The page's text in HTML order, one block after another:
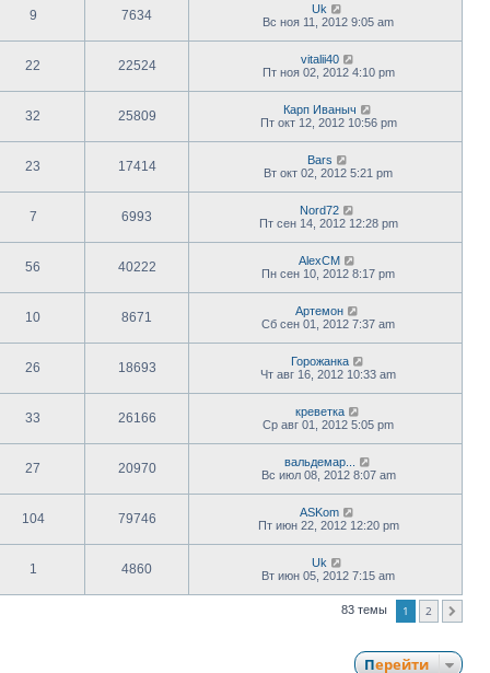
9 7634
Uk
Вс ноя 11, 2012 9:05 am
22 22524
vitalii40
Пт ноя 02, 2012 4:10 pm
32 25809
Карп Иваныч
Пт окт 12, 2012 10:56 pm
23 17414
Bars
Вт окт 02, 2012 5:21 pm
7 6993
Nord72
Пт сен 14, 2012 12:28 pm
56 40222
AlexCM
Пн сен 10, 2012 8:17 pm
10 8671
Артемон
Сб сен 01, 2012 7:37 am
26 18693
Горожанка
Чт авг 16, 2012 10:33 am
33 26166
креветка
Ср авг 01, 2012 5:05 pm
27 20970
вальдемар...
Вс июл 08, 2012 8:07 am
104 79746
ASKom
Пт июн 22, 2012 12:20 pm
1 4860
Uk
Вт июн 05, 2012 7:15 am
83 темы 1 2
Перейти